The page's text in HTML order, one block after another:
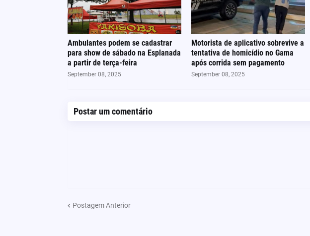
Ambulantes podem se cadastrar
para show de sábado na Esplanada
a partir de terça-feira
September 08, 2025
Motorista de aplicativo sobrevive a
tentativa de homicídio no Gama
após corrida sem pagamento
September 08, 2025
Postar um comentário
Postagem Anterior